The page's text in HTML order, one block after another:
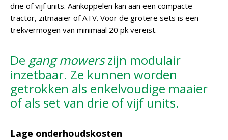
drie of vijf units. Aankoppelen kan aan een compacte
tractor, zitmaaier of ATV. Voor de grotere sets is een
trekvermogen van minimaal 20 pk vereist.
De gang mowerszijn modulair
inzetbaar. Ze kunnen worden
getrokken als enkelvoudige maaier
of als set van drie of vijf units.
Lage onderhoudskosten